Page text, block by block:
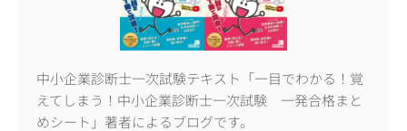
中小企業診断士一次試験テキスト「一目でわかる！覚
えてしまう！中小企業診断士一次試験 一発合格まと
めシート」著者によるブログです。